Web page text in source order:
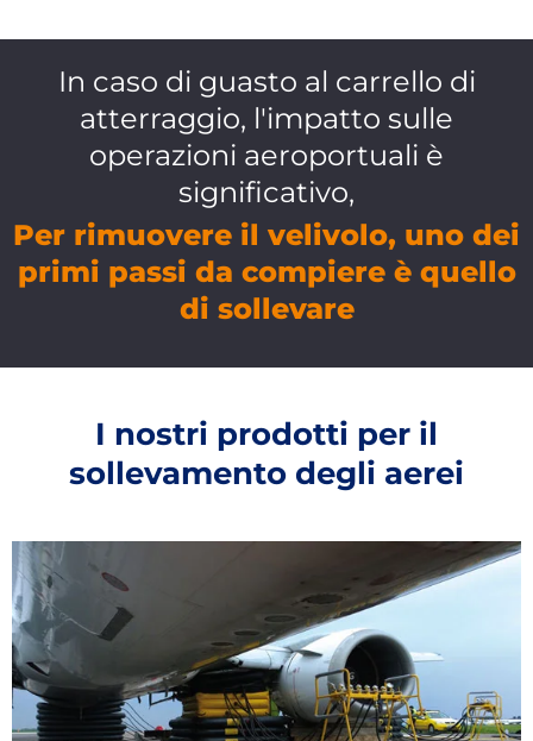
In caso di guasto al carrello di
atterraggio, l'impatto sulle
operazioni aeroportuali è
significativo,
Per rimuovere il velivolo, uno dei
primi passi da compiere è quello
di sollevare
I nostri prodotti per il
sollevamento degli aerei